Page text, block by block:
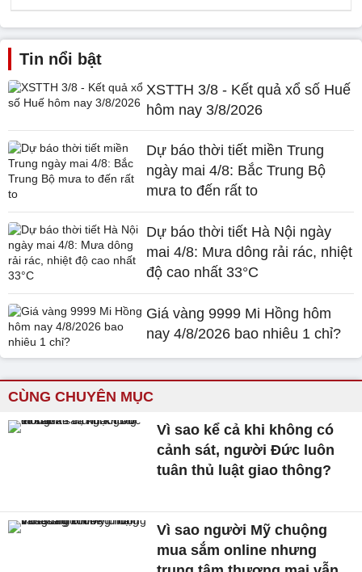
Tin nổi bật
XSTTH 3/8 - Kết quả xổ số Huế
hôm nay 3/8/2026
Dự báo thời tiết miền Trung
ngày mai 4/8: Bắc Trung Bộ
mưa to đến rất to
Dự báo thời tiết Hà Nội ngày
mai 4/8: Mưa dông rải rác, nhiệt
độ cao nhất 33°C
Giá vàng 9999 Mi Hồng hôm
nay 4/8/2026 bao nhiêu 1 chỉ?
CÙNG CHUYÊN MỤC
Vì sao kể cả khi không có
cảnh sát, người Đức luôn
tuân thủ luật giao thông?
Vì sao người Mỹ chuộng
mua sắm online nhưng